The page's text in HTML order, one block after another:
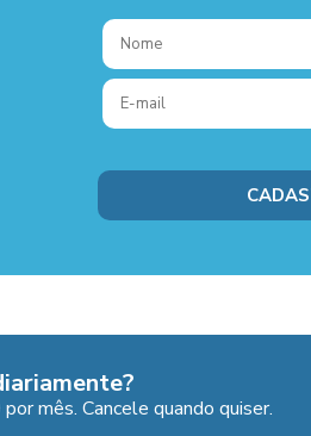
mês. Cancele quando quiser.